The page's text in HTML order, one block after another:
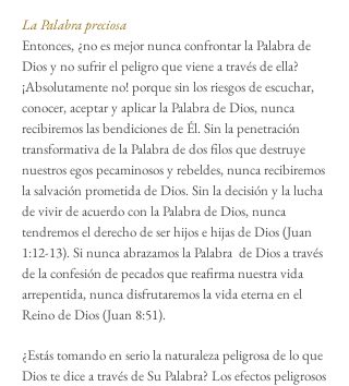
La Palabra preciosa
Entonces, ¿no es mejor nunca confrontar la Palabra de
Dios y no sufrir el peligro que viene a través de ella?
¡Absolutamente no! porque sin los riesgos de escuchar,
conocer, aceptar y aplicar la Palabra de Dios, nunca
recibiremos las bendiciones de Él. Sin la penetración
transformativa de la Palabra de dos filos que destruye
nuestros egos pecaminosos y rebeldes, nunca recibiremos
la salvación prometida de Dios. Sin la decisión y la lucha
de vivir de acuerdo con la Palabra de Dios, nunca
tendremos el derecho de ser hijos e hijas de Dios (Juan
1:12-13). Si nunca abrazamos la Palabra de Dios a través
de la confesión de pecados que reafirma nuestra vida
arrepentida, nunca disfrutaremos la vida eterna en el
Reino de Dios (Juan 8:51).
¿Estás tomando en serio la naturaleza peligrosa de lo que
Dios te dice a través de Su Palabra? Los efectos peligrosos